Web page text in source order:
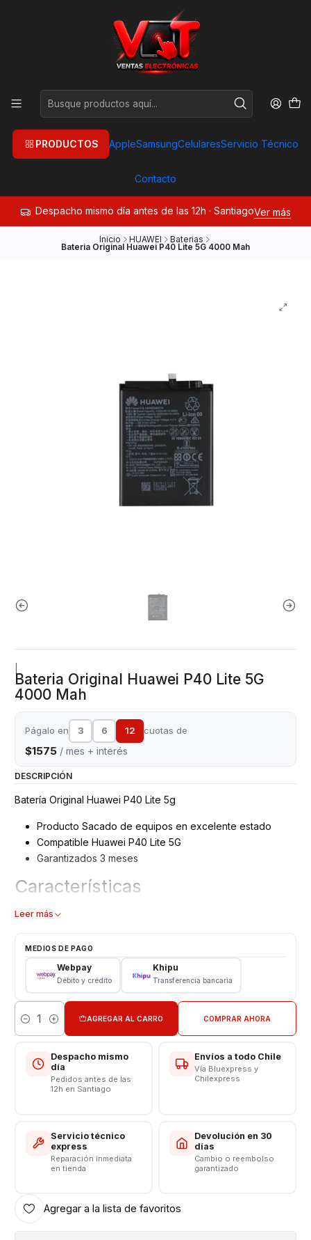
PRODUCTOS AppleSamsungCelularesServicio Técnico
Contacto
Despacho mismo día antes de las 12h · SantiagoVer más
Inicio HUAWEI Baterias
Bateria Original Huawei P40 Lite 5G 4000 Mah
Bateria Original Huawei P40 Lite 5G
4000 Mah
Págalo en 3 6 12 cuotas de
$1575 / mes + interés
DESCRIPCIÓN
Batería Original Huawei P40 Lite 5g
Producto Sacado de equipos en excelente estado
Compatible Huawei P40 Lite 5G
Garantizados 3 meses
Características
Batería Huawei
Voltaje: 3.82 v - 15.02wh
CONSULTE POR INSTALACIÓN EN TIENDA
Leer más
MEDIOS DE PAGO
Webpay
Débito y crédito
Khipu
Transferencia bancaria
Cantidad
AGREGAR AL CARRO COMPRAR AHORA
Despacho mismo
día
Pedidos antes de las
12h en Santiago
Envíos a todo Chile
Vía Bluexpress y
Chilexpress
Servicio técnico
express
Reparación inmediata
en tienda
Devolución en 30
días
Cambio o reembolso
garantizado
Agregar a la lista de favoritos